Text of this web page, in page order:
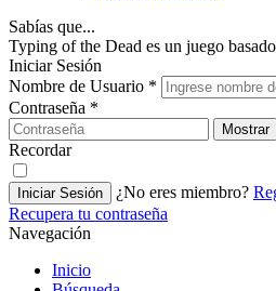
Sabías que...
Typing of the Dead es un juego
Iniciar Sesión
Nombre de Usuario *
Contraseña *
Mostrar
Recordar
Iniciar Sesión ¿No eres miembro?
Recupera tu contraseña
Navegación
Inicio